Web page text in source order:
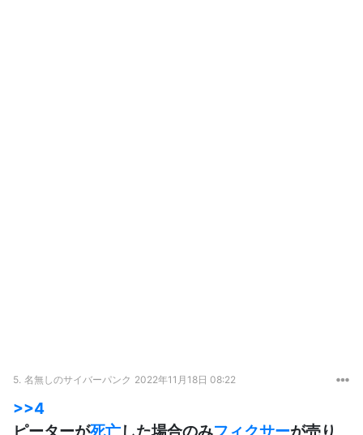
5. 名無しのサイバーパンク 2022年11月18日 08:22
>>4
ピーターが死亡した場合のみフィクサーが売り